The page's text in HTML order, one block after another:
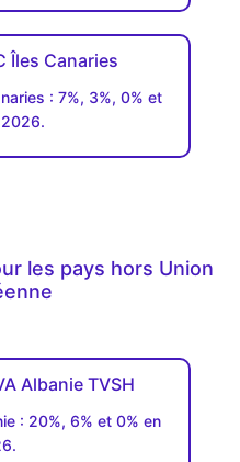
Îles Canaries
: 7%, 3%, 0% et
les pays hors Union
Albanie TVSH
: 20%, 6% et 0% en